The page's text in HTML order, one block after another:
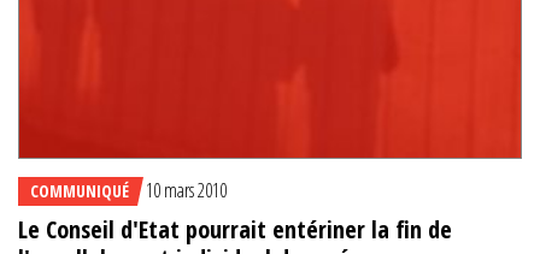
COMMUNIQUÉ 10 mars 2010
Le Conseil d'Etat pourrait entériner la fin de